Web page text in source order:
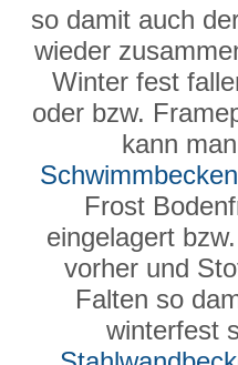
so damit auch
wieder
Winter fest
oder bzw.
kann
Schwimmbecken
Frost
eingelagert
vorher und
Falten so
winterfest